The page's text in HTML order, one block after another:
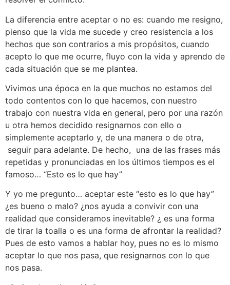
La diferencia entre aceptar o no es: cuando me resigno,
pienso que la vida me sucede y creo resistencia a los
hechos que son contrarios a mis propósitos, cuando
acepto lo que me ocurre, fluyo con la vida y aprendo de
cada situación que se me plantea.
Vivimos una época en la que muchos no estamos del
todo contentos con lo que hacemos, con nuestro
trabajo con nuestra vida en general, pero por una razón
u otra hemos decidido resignarnos con ello o
simplemente aceptarlo y, de una manera o de otra,
seguir para adelante. De hecho, una de las frases más
repetidas y pronunciadas en los últimos tiempos es el
famoso… “Esto es lo que hay”
Y yo me pregunto… aceptar este “esto es lo que hay”
¿es bueno o malo? ¿nos ayuda a convivir con una
realidad que consideramos inevitable? ¿ es una forma
de tirar la toalla o es una forma de afrontar la realidad?
Pues de esto vamos a hablar hoy, pues no es lo mismo
aceptar lo que nos pasa, que resignarnos con lo que
nos pasa.